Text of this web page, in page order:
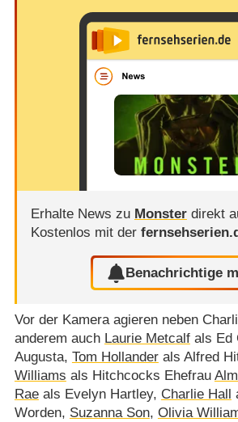
Erhalte News zu Monsterdirekt
Kostenlos mit der
Benachrichtige
Vor der Kamera agieren neben
anderem auch Laurie Metcalfals Ed
Augusta, Tom Hollanderals Alfred
Williams als Hitchcocks Ehefrau
Raeals Evelyn Hartley, Charlie Hall
Worden, Suzanna Son, Olivia